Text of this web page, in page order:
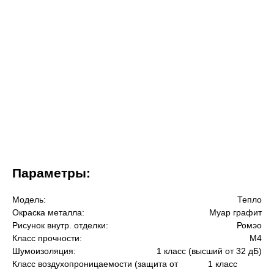
Параметры:
Модель:
Тепло
Окраска металла:
Муар графит
Рисунок внутр. отделки:
Ромэо
Класс прочности:
М4
Шумоизоляция:
1 класс (высший от 32 дБ)
Класс воздухопроницаемости (защита от
1 класс